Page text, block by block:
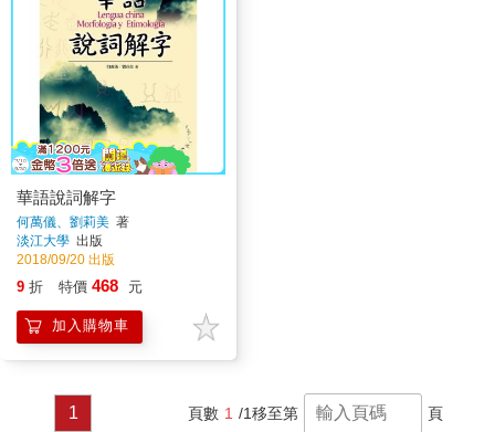
華語說詞解字
何萬儀、劉莉美 著
淡江大學 出版
2018/09/20 出版
9 折 特價 468 元
加入購物車
1 頁數 1 /1移至第 頁